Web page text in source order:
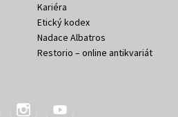
Kariéra
Etický kodex
Nadace Albatros
Restorio – online antikvariát